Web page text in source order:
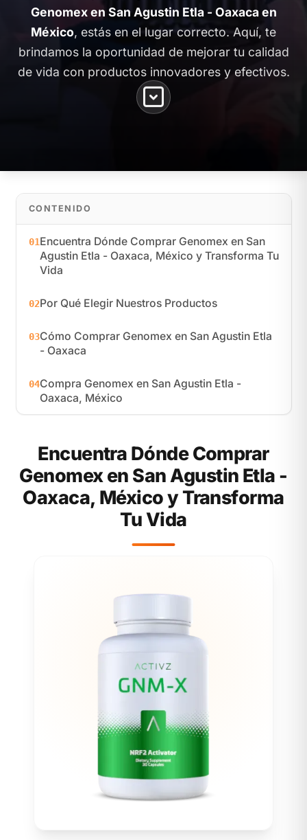
Genomex en San Agustin Etla - Oaxaca en
México, estás en el lugar correcto. Aquí, te
brindamos la oportunidad de mejorar tu calidad
de vida con productos innovadores y efectivos.
CONTENIDO
01Encuentra Dónde Comprar Genomex en San
Agustin Etla - Oaxaca, México y Transforma Tu
Vida
02Por Qué Elegir Nuestros Productos
03Cómo Comprar Genomex en San Agustin Etla
- Oaxaca
04Compra Genomex en San Agustin Etla -
Oaxaca, México
Encuentra Dónde Comprar
Genomex en San Agustin Etla -
Oaxaca, México y Transforma
Tu Vida